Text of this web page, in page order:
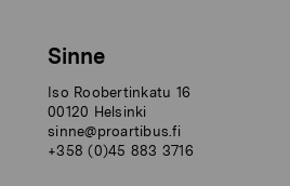
Sinne
Iso Roobertinkatu 16
00120 Helsinki
sinne@proartibus.fi
+358 (0)45 883 3716